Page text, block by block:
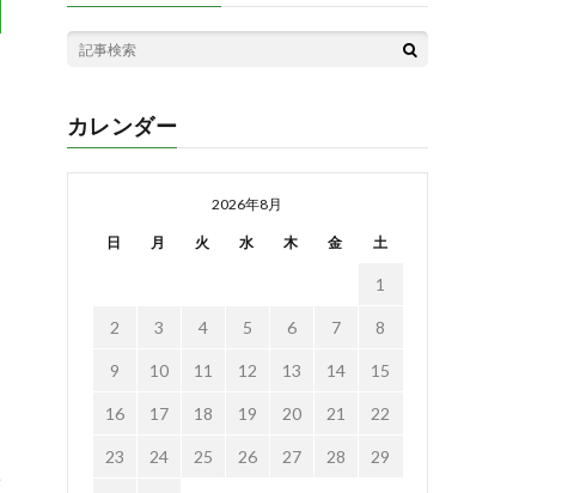
カレンダー
2026年8月
日 月 火 水 木 金 土
1
2 3 4 5 6 7 8
9 10 11 12 13 14 15
16 17 18 19 20 21 22
23 24 25 26 27 28 29